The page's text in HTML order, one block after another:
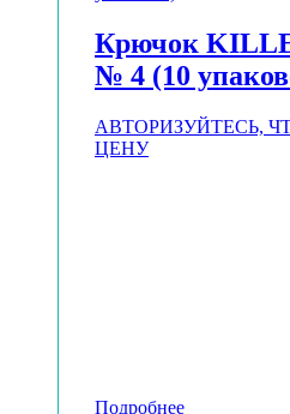
Крючок
№ 4 (10
АВТОРИЗУЙТЕСЬ,
ЦЕНУ
Подробнее